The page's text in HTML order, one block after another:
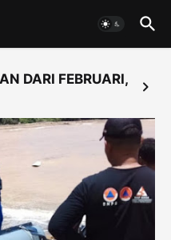
DARI FEBRUARI,